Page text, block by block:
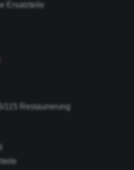
Ersatzteile
115 Restaurierung